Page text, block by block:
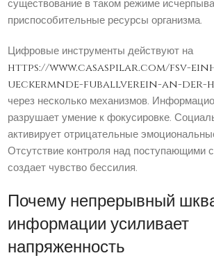
существование в таком режиме
приспособительные ресурсы организма.
Цифровые инструменты действуют на
https://www.casaspilar.com/fsv-
ueckermnde-fuballverein-an-der-
через несколько механизмов.
разрушает умение к фокусировке.
активирует отрицательные
Отсутствие контроля над поступающими
создает чувство бессилия.
Почему непрерывный
информации усиливает
напряженность